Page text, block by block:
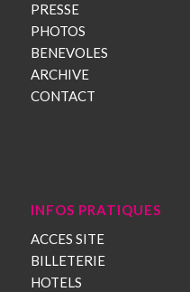
PRESSE
PHOTOS
BENEVOLES
ARCHIVE
CONTACT
INFOS PRATIQUES
ACCES SITE
BILLETERIE
HOTELS